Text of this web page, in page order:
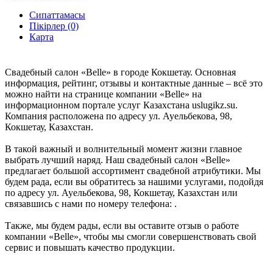
Сипаттамасы
Пікірлер (0)
Карта
Свадебный салон «Belle» в городе Кокшетау. Основная
информация, рейтинг, отзывы и контактные данные – всё это
можно найти на странице компании «Belle» на
информационном портале услуг Казахстана uslugikz.su.
Компания расположена по адресу ул. Ауельбекова, 98,
Кокшетау, Казахстан.
В такой важный и волнительный момент жизни главное
выбрать лучший наряд. Наш свадебный салон «Belle»
предлагает большой ассортимент свадебной атрибутики. Мы
будем рада, если вы обратитесь за нашими услугами, подойдя
по адресу ул. Ауельбекова, 98, Кокшетау, Казахстан или
связавшись с нами по номеру телефона: .
Также, мы будем рады, если вы оставите отзыв о работе
компании «Belle», чтобы мы смогли совершенствовать свой
сервис и повышать качество продукции.